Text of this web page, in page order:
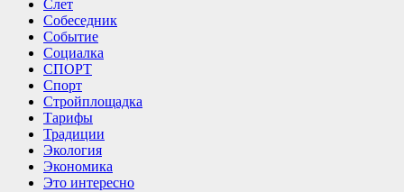
Слет
Собеседник
Событие
Социалка
СПОРТ
Спорт
Стройплощадка
Тарифы
Традиции
Экология
Экономика
Это интересно